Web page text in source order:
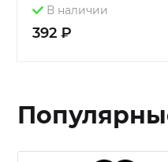
В наличии
392 ₽